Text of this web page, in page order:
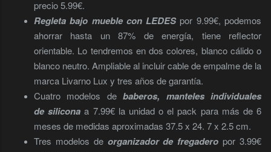
precio 5.99€.
Regleta bajo mueble con LEDESpor 9.99€, podemos
ahorrar hasta un 87% de energía, tiene reflector
orientable. Lo tendremos en dos colores, blanco cálido o
blanco neutro. Ampliable al incluir cable de empalme de la
marca Livarno Lux y tres años de garantía.
Cuatro modelos debaberos, manteles individuales
de silicona a 7.99€ la unidad o el pack para más de 6
meses de medidas aproximadas 37.5 x 24. 7 x 2.5 cm.
Tres modelos de organizador de fregadero por 3.99€